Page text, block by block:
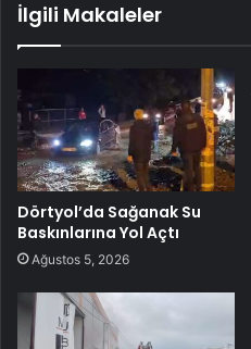
İlgili Makaleler
Dörtyol’da Sağanak Su
Baskınlarına Yol Açtı
Ağustos 5, 2026